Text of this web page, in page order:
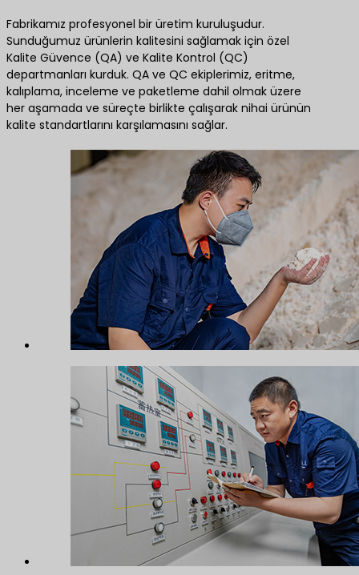
Fabrikamız profesyonel bir üretim kuruluşudur.
Sunduğumuz ürünlerin kalitesini sağlamak için özel
Kalite Güvence (QA) ve Kalite Kontrol (QC)
departmanları kurduk. QA ve QC ekiplerimiz, eritme,
kalıplama, inceleme ve paketleme dahil olmak üzere
her aşamada ve süreçte birlikte çalışarak nihai ürünün
kalite standartlarını karşılamasını sağlar.